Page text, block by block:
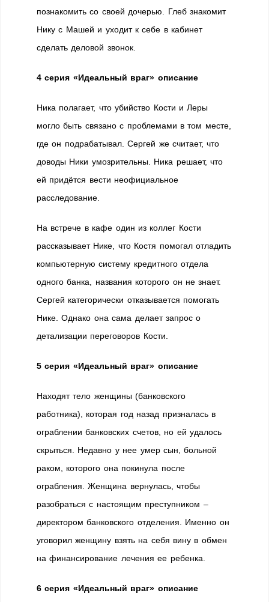
познакомить со своей дочерью. Глеб знакомит
Нику с Машей и уходит к себе в кабинет
сделать деловой звонок.
4 серия «Идеальный враг» описание
Ника полагает, что убийство Кости и Леры
могло быть связано с проблемами в том месте,
где он подрабатывал. Сергей же считает, что
доводы Ники умозрительны. Ника решает, что
ей придётся вести неофициальное
расследование.
На встрече в кафе один из коллег Кости
рассказывает Нике, что Костя помогал отладить
компьютерную систему кредитного отдела
одного банка, названия которого он не знает.
Сергей категорически отказывается помогать
Нике. Однако она сама делает запрос о
детализации переговоров Кости.
5 серия «Идеальный враг» описание
Находят тело женщины (банковского
работника), которая год назад призналась в
ограблении банковских счетов, но ей удалось
скрыться. Недавно у нее умер сын, больной
раком, которого она покинула после
ограбления. Женщина вернулась, чтобы
разобраться с настоящим преступником –
директором банковского отделения. Именно он
уговорил женщину взять на себя вину в обмен
на финансирование лечения ее ребенка.
6 серия «Идеальный враг» описание